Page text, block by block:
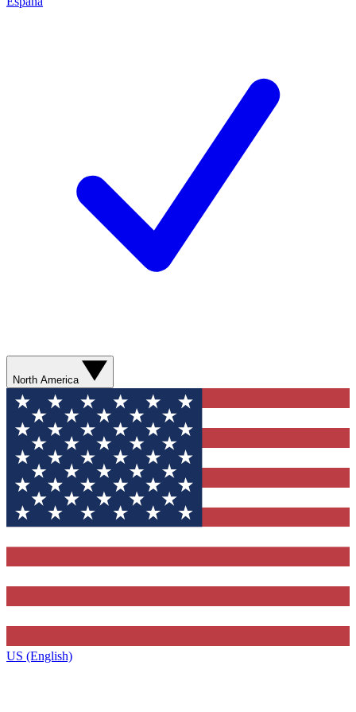
North America
US (English)